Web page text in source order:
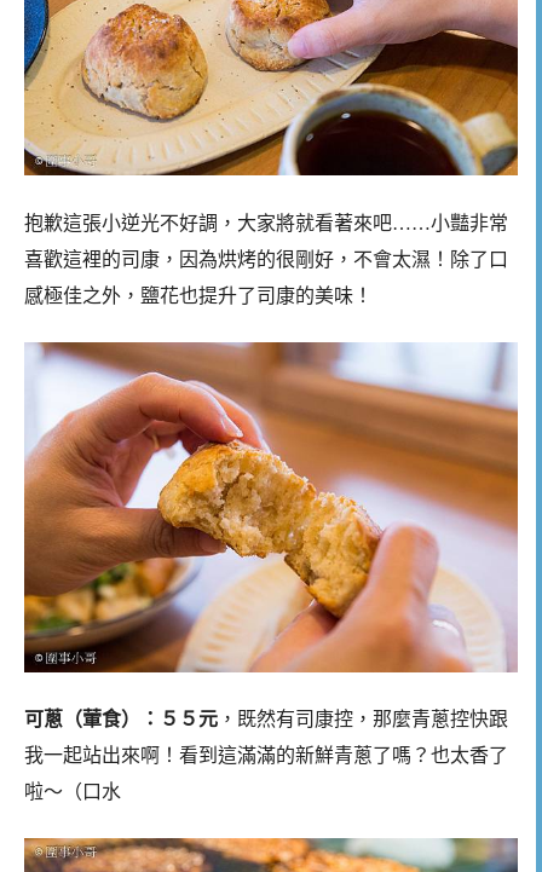
抱歉這張小逆光不好調，大家將就看著來吧……小豔非常
喜歡這裡的司康，因為烘烤的很剛好，不會太濕！除了口
感極佳之外，鹽花也提升了司康的美味！
可蔥（葷食）：５５元 ，既然有司康控，那麼青蔥控快跟
我一起站出來啊！看到這滿滿的新鮮青蔥了嗎？也太香了
啦～（口水